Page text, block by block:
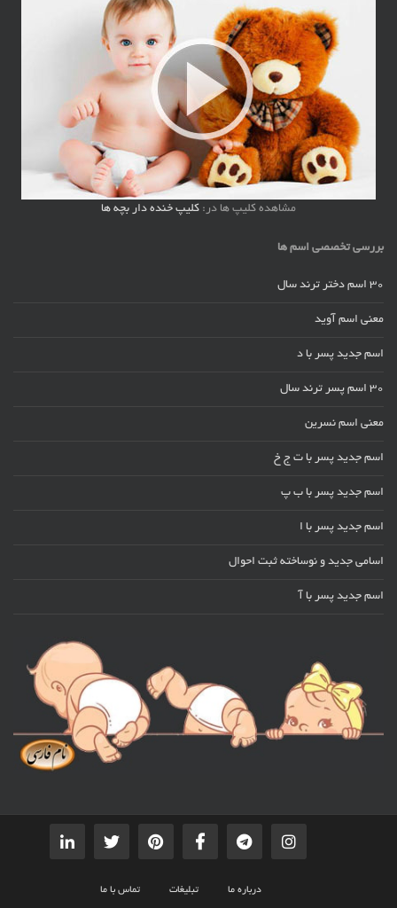
مشاهده کلیپ ها در: کلیپ خنده دار بچه ها
بررسی تخصصی اسم ها
30 اسم دختر ترند سال
معنی اسم آوید
اسم جدید پسر با د
30 اسم پسر ترند سال
معنی اسم نسرین
اسم جدید پسر با ت ج خ
اسم جدید پسر با ب پ
اسم جدید پسر با ا
اسامی جدید و نوساخته ثبت احوال
اسم جدید پسر با آ
درباره ما تبلیغات تماس با ما